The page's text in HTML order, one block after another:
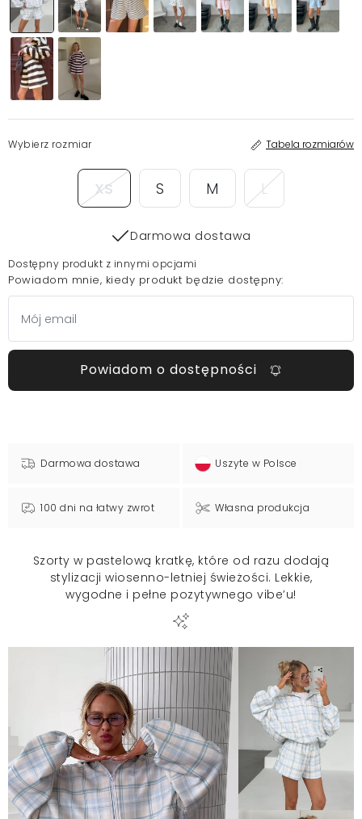
Wybierz rozmiar Tabela rozmiarów
XS S M L
Darmowa dostawa
Dostępny produkt z innymi opcjami
Powiadom mnie, kiedy produkt będzie dostępny:
Powiadom o dostępności
Darmowa dostawa Uszyte w Polsce
100 dni na łatwy zwrot Własna produkcja
Szorty w pastelową kratkę, które od razu dodają
stylizacji wiosenno-letniej świeżości. Lekkie,
wygodne i pełne pozytywnego vibe’u!